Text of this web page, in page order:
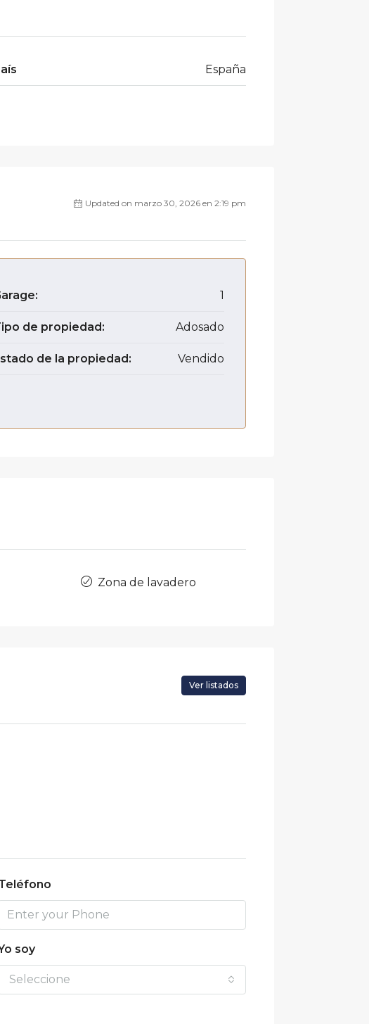
España
Updated on marzo 30, 2026 en 2:19 pm
1
de propiedad: Adosado
de la propiedad: Vendido
Zona de lavadero
Ver listados
soy
Seleccione